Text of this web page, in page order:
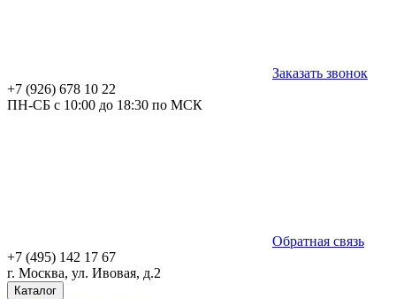
Заказать звонок
+7 (926) 678 10 22
ПН-СБ с 10:00 до 18:30 по МСК
Обратная связь
+7 (495) 142 17 67
г. Москва, ул. Ивовая, д.2
Каталог